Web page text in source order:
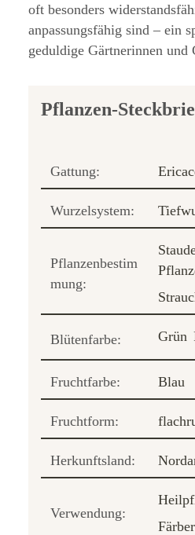
oft besonders
anpassungsfähig sind – ein
geduldige Gärtnerinnen und
Pflanzen-
Gattung:
Wurzelsystem:
Pflanzenbestim
mung:
Blütenfarbe: Grün
Fruchtfarbe: Blau
Fruchtform:
Herkunftsland:
Verwendung: